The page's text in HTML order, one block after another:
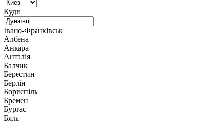
Куди
Івано-Франківськ
Албена
Анкара
Анталія
Балчик
Берестин
Берлін
Бориспіль
Бремен
Бургас
Бяла